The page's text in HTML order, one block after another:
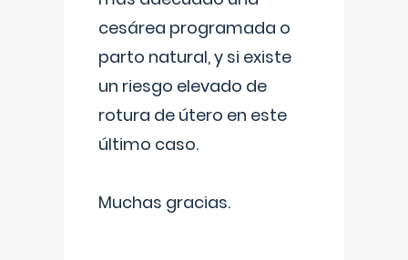
cesárea programada o
parto natural, y si existe
un riesgo elevado de
rotura de útero en este
último caso.
Muchas gracias.